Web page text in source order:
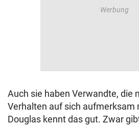
Auch sie haben Verwandte, die
Verhalten auf sich aufmerksam
Douglas kennt das gut. Zwar